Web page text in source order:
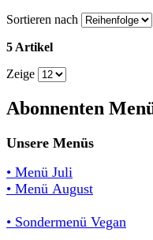
Sortieren nach
5 Artikel
Zeige
Abonnenten
Unsere Menüs
• Menü Juli
• Menü August
• Sondermenü Vegan